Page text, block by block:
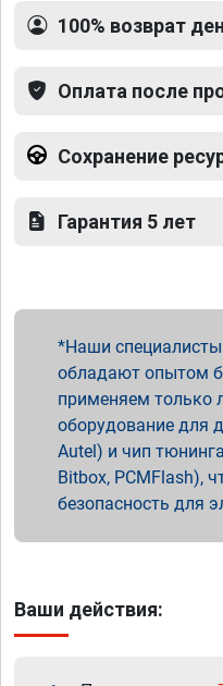
100% возврат
Оплата после
Сохранение
Гарантия 5 лет
Наши
обладают опытом
применяем только
оборудование для
Autel) и чип
Bitbox, PCMFlash),
безопасность для
Ваши действия: